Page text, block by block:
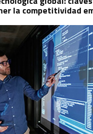
la competitividad